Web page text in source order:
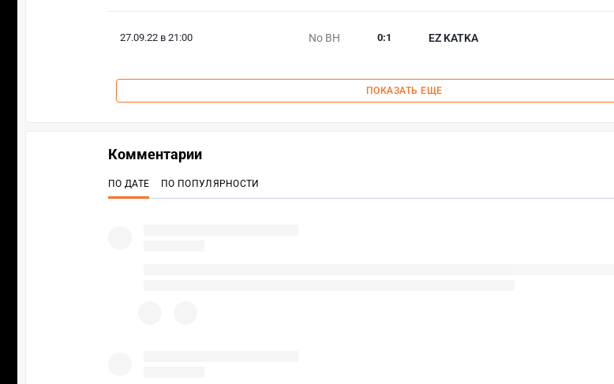
27.09.22 в 21:00 No BH EZ KATKA
0:1
ПОКАЗАТЬ ЕЩЕ
Комментарии
ПО ДАТЕ ПО ПОПУЛЯРНОСТИ